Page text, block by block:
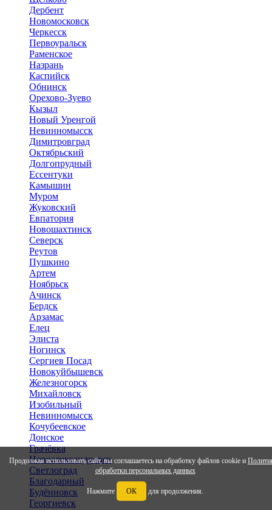
Продолжая использовать сайт, вы соглашаетесь на обработку файлов cookie и
обработки персональных данных
Нажмите ОК для продолжения.
Дербент
Новомосковск
Черкесск
Первоуральск
Раменское
Назрань
Каспийск
Обнинск
Орехово-Зуево
Кызыл
Новый Уренгой
Невинномысск
Димитровград
Октябрьский
Долгопрудный
Ессентуки
Камышин
Муром
Жуковский
Евпатория
Новошахтинск
Северск
Реутов
Пушкино
Артем
Ноябрьск
Ачинск
Бердск
Арзамас
Елец
Элиста
Ногинск
Сергиев Посад
Новокуйбышевск
Железногорск
Михайловск
Изобильный
Невинномысск
Кочубеевское
Донское
Грачёвка
Новоалександровск
Светлоград
Благодарный
Будённовск
Георгиевск